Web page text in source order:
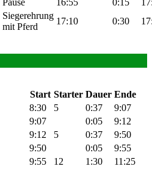
Pause
16:55 0:15
Siegerehrung
mit Pferd
17:10 0:30
Start Starter Dauer Ende
8:30 5 0:37
9:07
9:07 0:05
9:12
9:12 5 0:37
9:50
9:50 0:05
9:55
9:55 12 1:30
11:25